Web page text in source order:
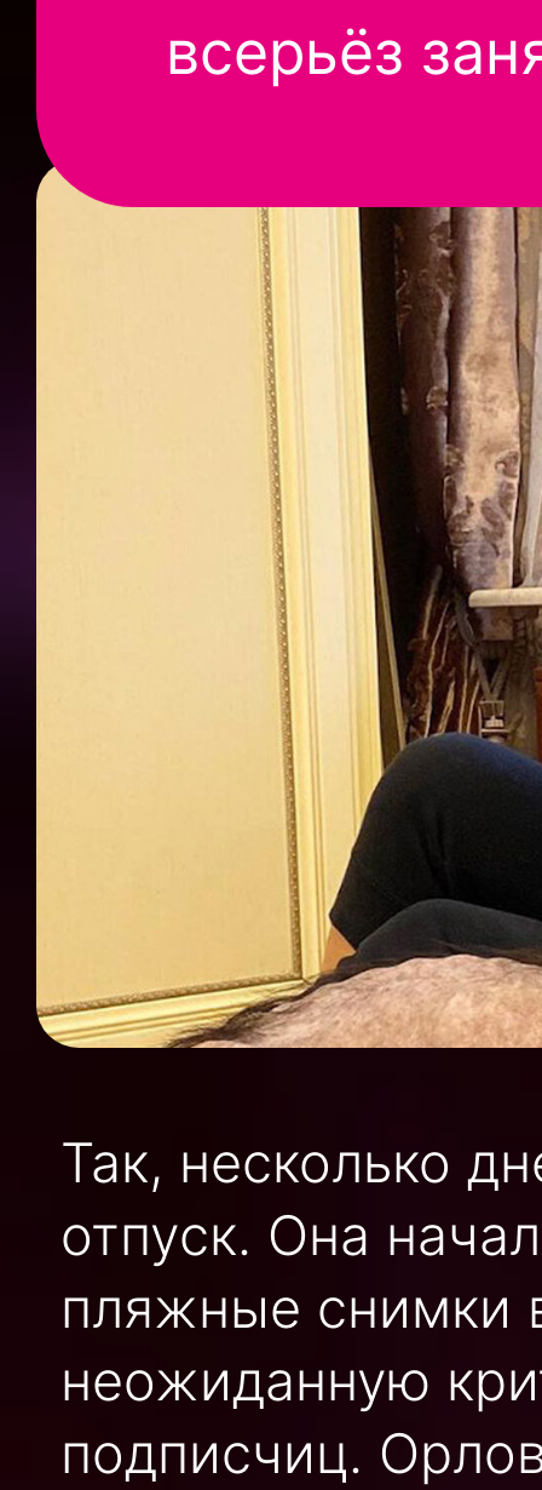
всерьёз
Так, несколько
отпуск. Она
пляжные снимки
неожиданную
подписчиц.